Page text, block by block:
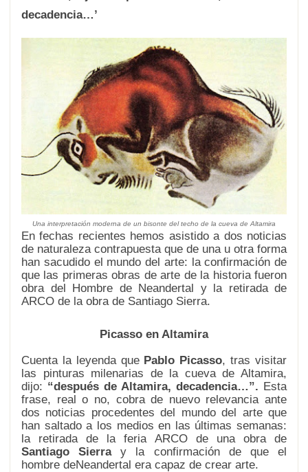
decadencia…’
Una interpretación moderna de un bisonte del techo de la cueva de Altamira
En fechas recientes hemos asistido a dos noticias
de naturaleza contrapuesta que de una u otra forma
han sacudido el mundo del arte: la confirmación de
que las primeras obras de arte de la historia fueron
obra del Hombre de Neandertal y la retirada de
ARCO de la obra de Santiago Sierra.
Picasso en Altamira
Cuenta la leyenda que Pablo Picasso, tras visitar
las pinturas milenarias de la cueva de Altamira,
dijo: “después de Altamira, decadencia…”. Esta
frase, real o no, cobra de nuevo relevancia ante
dos noticias procedentes del mundo del arte que
han saltado a los medios en las últimas semanas:
la retirada de la feria ARCO de una obra de
Santiago Sierray la confirmación de que el
hombre deNeandertal era capaz de crear arte.